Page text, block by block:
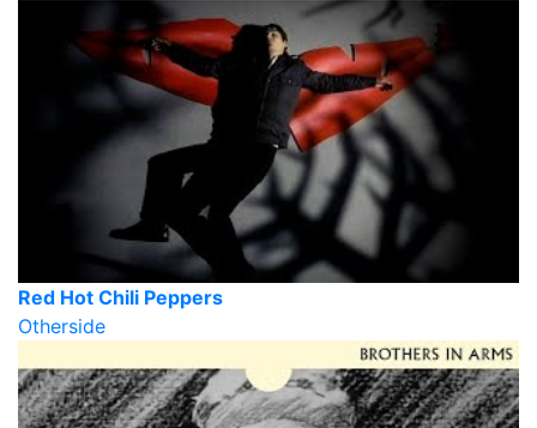
Red Hot Chili Peppers
Otherside